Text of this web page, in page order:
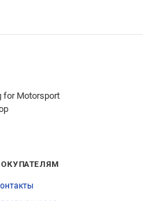
for Motorsport